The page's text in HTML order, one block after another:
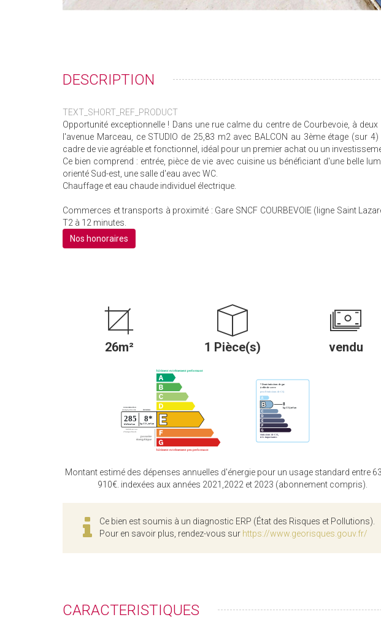
DESCRIPTION
TEXT_SHORT_REF_PRODUCT
Opportunité exceptionnelle ! Dans une rue calme du centre de Courbevoie, à
l'avenue Marceau, ce STUDIO de 25,83 m2 avec BALCON au 3ème étage (sur
cadre de vie agréable et fonctionnel, idéal pour un premier achat ou un
Ce bien comprend : entrée, pièce de vie avec cuisine us bénéficiant d'une belle
orienté Sud-est, une salle d'eau avec WC.
Chauffage et eau chaude individuel électrique.
Commerces et transports à proximité : Gare SNCF COURBEVOIE (ligne Saint
T2 à 12 minutes.
Nos honoraires
26m² 1 Pièce(s) vendu
Montant estimé des dépenses annuelles d'énergie pour un usage standard entre
910€. indexées aux années 2021,2022 et 2023 (abonnement compris).
Ce bien est soumis à un diagnostic ERP (État des Risques et Pollutions).
Pour en savoir plus, rendez-vous sur https://www.georisques.gouv.fr/
CARACTERISTIQUES